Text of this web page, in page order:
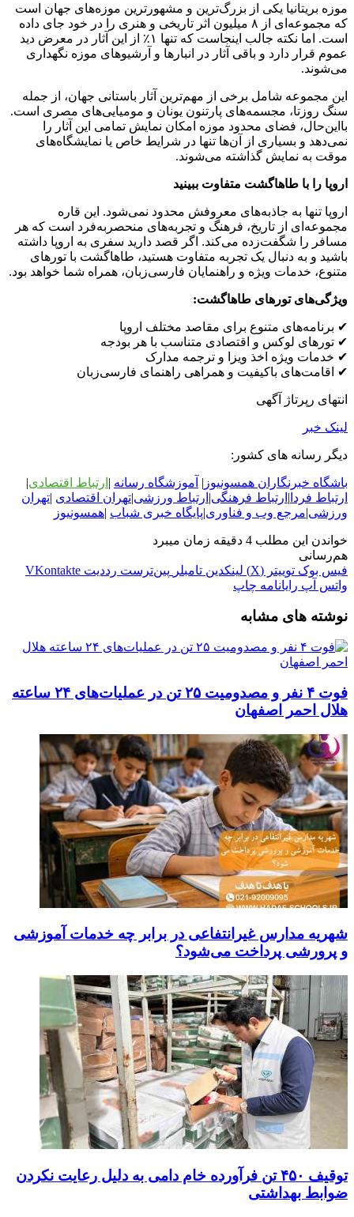
موزه بریتانیا یکی از بزرگ‌ترین و مشهورترین موزه‌های جهان است
که مجموعه‌ای از ۸ میلیون اثر تاریخی و هنری را در خود جای داده
است. اما نکته جالب اینجاست که تنها ۱٪ از این آثار در معرض دید
عموم قرار دارد و باقی آثار در انبارها و آرشیوهای موزه نگهداری
می‌شوند.
این مجموعه شامل برخی از مهم‌ترین آثار باستانی جهان، از جمله
سنگ روزتا، مجسمه‌های پارتنون یونان و مومیایی‌های مصری است.
بااین‌حال، فضای محدود موزه امکان نمایش تمامی این آثار را
نمی‌دهد و بسیاری از آن‌ها تنها در شرایط خاص یا نمایشگاه‌های
موقت به نمایش گذاشته می‌شوند.
اروپا را با طاهاگشت متفاوت ببینید
اروپا تنها به جاذبه‌های معروفش محدود نمی‌شود. این قاره
مجموعه‌ای از تاریخ، فرهنگ و تجربه‌های منحصربه‌فرد است که هر
مسافر را شگفت‌زده می‌کند. اگر قصد دارید سفری به اروپا داشته
باشید و به دنبال یک تجربه متفاوت هستید، طاهاگشت با تورهای
متنوع، خدمات ویژه و راهنمایان فارسی‌زبان، همراه شما خواهد بود.
ویژگی‌های تورهای طاهاگشت:
✔ برنامه‌های متنوع برای مقاصد مختلف اروپا
✔ تورهای لوکس و اقتصادی متناسب با هر بودجه
✔ خدمات ویژه اخذ ویزا و ترجمه مدارک
✔ اقامت‌های باکیفیت و همراهی راهنمای فارسی‌زبان
انتهای رپرتاژ آگهی
لینک خبر
دیگر رسانه های کشور:
باشگاه خبرنگاران همسونیوز | آموزشگاه رسانه | ارتباط اقتصادی|
ارتباط فردا | ارتباط فرهنگی| ارتباط ورزشی|تهران اقتصادی |تهران
ورزشی|مرجع وب و فناوری|پایگاه خبری شباب |همسونیوز
خواندن این مطلب 4 دقیقه زمان میبرد
هم‌رسانی
فیس بوک توییتر (X) لینکدین ‫تامبلر ‫پین‌ترست ‫رددیت ‫VKontakte
واتس آپ رایانامه چاپ
نوشته های مشابه
فوت ۴ نفر و مصدومیت ۲۵ تن در عملیات‌های ۲۴ ساعته
هلال احمر اصفهان
شهریه مدارس غیرانتفاعی در برابر چه خدمات آموزشی
و پرورشی پرداخت می‌شود؟
توقیف ۴۵۰ تن فرآورده خام دامی به دلیل رعایت نکردن
ضوابط بهداشتی